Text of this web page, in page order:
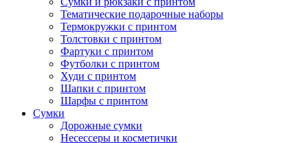
Тематические подарочные наборы
Термокружки с принтом
Толстовки с принтом
Фартуки с принтом
Футболки с принтом
Худи с принтом
Шапки с принтом
Шарфы с принтом
Сумки
Дорожные сумки
Несессеры и косметички